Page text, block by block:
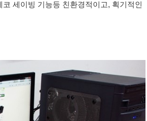
세이빙 기능등 친환경적이고, 획기적인